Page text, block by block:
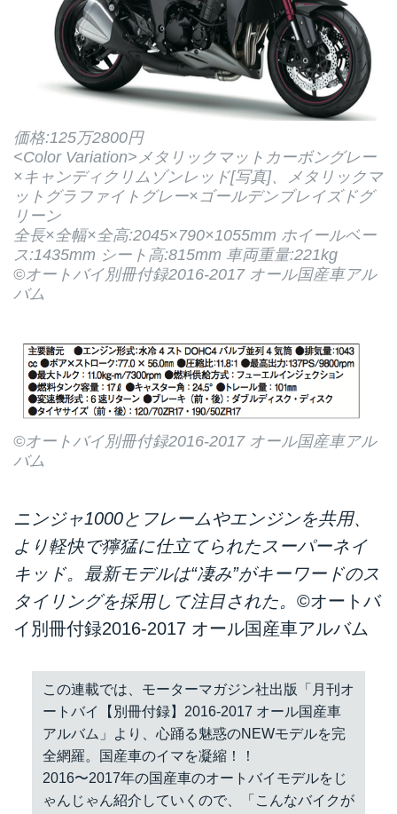
価格:125万2800円
<Color Variation>メタリックマットカーボングレー
×キャンディクリムゾンレッド[写真]、メタリックマ
ットグラファイトグレー×ゴールデンブレイズドグ
リーン
全長×全幅×全高:2045×790×1055mm ホイールベー
ス:1435mm シート高:815mm 車両重量:221kg
©オートバイ別冊付録2016-2017 オール国産車アル
バム
©オートバイ別冊付録2016-2017 オール国産車アル
バム
ニンジャ1000とフレームやエンジンを共用、
より軽快で獰猛に仕立てられたスーパーネイ
キッド。最新モデルは“凄み”がキーワードのス
タイリングを採用して注目された。 ©オートバ
イ別冊付録2016-2017 オール国産車アルバム
この連載では、モーターマガジン社出版「月刊オ
ートバイ【別冊付録】2016-2017 オール国産車
アルバム」より、心踊る魅惑のNEWモデルを完
全網羅。国産車のイマを凝縮！！
2016〜2017年の国産車のオートバイモデルをじ
ゃんじゃん紹介していくので、「こんなバイクが